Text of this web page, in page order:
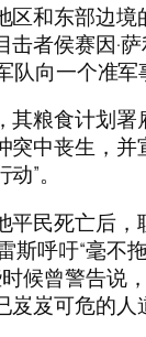
区和东部边境
击者侯赛因·
队向一个准军
其粮食计划署
突中丧生，并
”。
平民死亡后，
斯呼吁“毫不
时候曾警告说
岌可危的人